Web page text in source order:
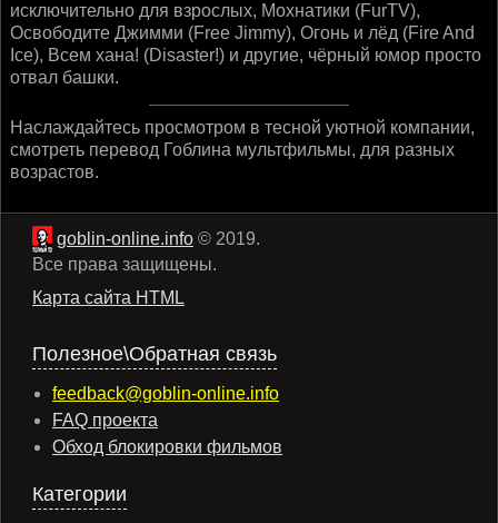
исключительно для взрослых, Мохнатики (FurTV),
Освободите Джимми (Free Jimmy), Огонь и лёд (Fire And
Ice), Всем хана! (Disaster!) и другие, чёрный юмор просто
отвал башки.
Наслаждайтесь просмотром в тесной уютной компании,
смотреть перевод Гоблина мультфильмы, для разных
возрастов.
goblin-online.info © 2019.
Все права защищены.
Карта сайта HTML
Полезное\Обратная связь
feedback@goblin-online.info
FAQ проекта
Обход блокировки фильмов
Категории